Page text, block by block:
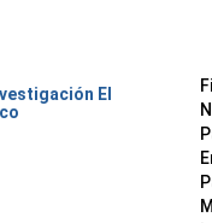
El